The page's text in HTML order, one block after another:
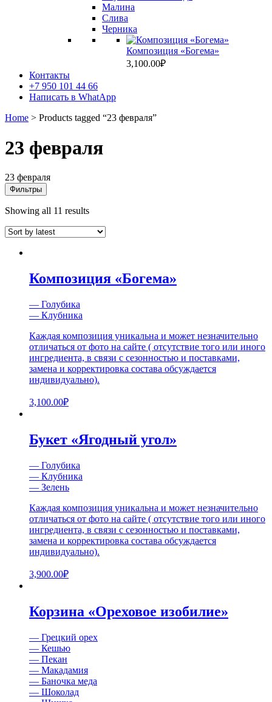
Малина
Слива
Черника
Композиция «Богема»
3,100.00₽
Контакты
+7 950 101 44 66
Написать в WhatApp
Home > Products tagged “23 февраля”
23 февраля
23 февраля
Фильтры
Showing all 11 results
Композиция «Богема»
— Голубика
— Клубника
Каждая композиция уникальна и может незначительно
отличаться от фото на сайте ( отсутствие того или иного
ингредиента, в связи с сезонностью и поставками,
замена и корректировка состава обсуждается
индивидуально).
3,100.00₽
Букет «Ягодный угол»
— Голубика
— Клубника
— Зелень
Каждая композиция уникальна и может незначительно
отличаться от фото на сайте ( отсутствие того или иного
ингредиента, в связи с сезонностью и поставками,
замена и корректировка состава обсуждается
индивидуально).
3,900.00₽
Корзина «Ореховое изобилие»
— Грецкий орех
— Кешью
— Пекан
— Макадамия
— Баночка меда
— Шоколад